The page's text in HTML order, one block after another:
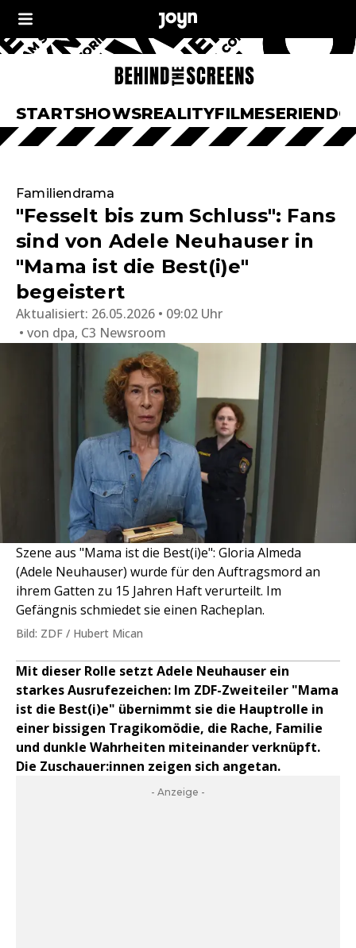
STARTSHOWSREALITYFILMESERIEN
Familiendrama
"Fesselt bis zum Schluss": Fans
sind von Adele Neuhauser in
"Mama ist die Best(i)e"
begeistert
Aktualisiert: 26.05.2026 • 09:02 Uhr
von dpa, C3 Newsroom
Szene aus "Mama ist die Best(i)e": Gloria Almeda
(Adele Neuhauser) wurde für den Auftragsmord an
ihrem Gatten zu 15 Jahren Haft verurteilt. Im
Gefängnis schmiedet sie einen Racheplan.
Bild: ZDF / Hubert Mican
Mit dieser Rolle setzt Adele Neuhauser ein
starkes Ausrufezeichen: Im ZDF-Zweiteiler "Mama
ist die Best(i)e" übernimmt sie die Hauptrolle in
einer bissigen Tragikomödie, die Rache, Familie
und dunkle Wahrheiten miteinander verknüpft.
Die Zuschauer:innen zeigen sich angetan.
- Anzeige -